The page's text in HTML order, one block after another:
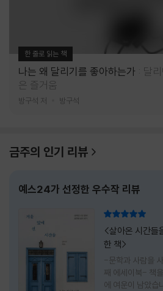
한 줄로 읽는 책
나는 왜 달리기를 좋아하는가
달
은 즐거움
방구석 저 방구석
금주의 인기 리뷰
예스24가 선정한 우수작 리뷰
<살아온 시간들
한 책>
-문학과 사람을
째 에세이북- 책
에 여운이 남았습